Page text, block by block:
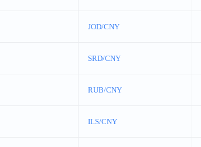
JOD/CNY
SRD/CNY
RUB/CNY
ILS/CNY